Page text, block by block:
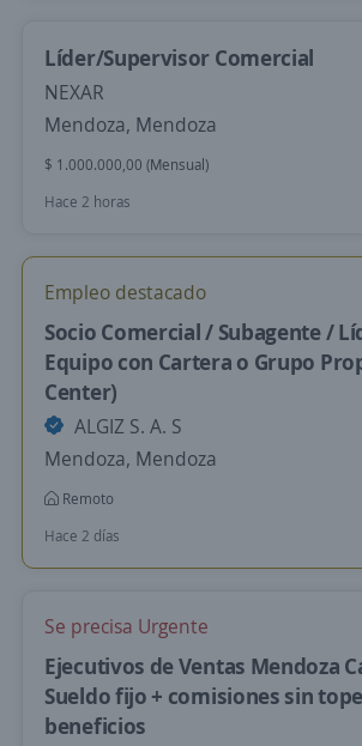
Líder/Supervisor Comercial
NEXAR
Mendoza, Mendoza
$ 1.000.000,00 (Mensual)
Hace 2 horas
Empleo destacado
Socio Comercial / Subagente /
Equipo con Cartera o Grupo
Center)
ALGIZ S. A. S
Mendoza, Mendoza
Remoto
Hace 2 días
Se precisa Urgente
Ejecutivos de Ventas Mendoza
Sueldo fijo + comisiones sin
beneficios